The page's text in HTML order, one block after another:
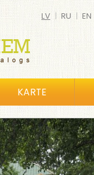
LV | RU | EN
KARTE